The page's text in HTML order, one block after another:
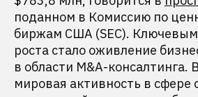
поданном в Комиссию по
биржам США (SEC).
роста стало оживление
в области M&A-консалтинга.
мировая активность в сфере